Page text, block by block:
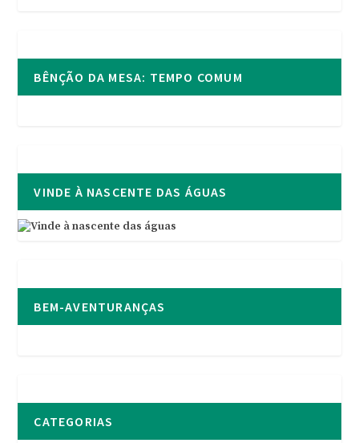
BÊNÇÃO DA MESA: TEMPO COMUM
VINDE À NASCENTE DAS ÁGUAS
BEM-AVENTURANÇAS
CATEGORIAS